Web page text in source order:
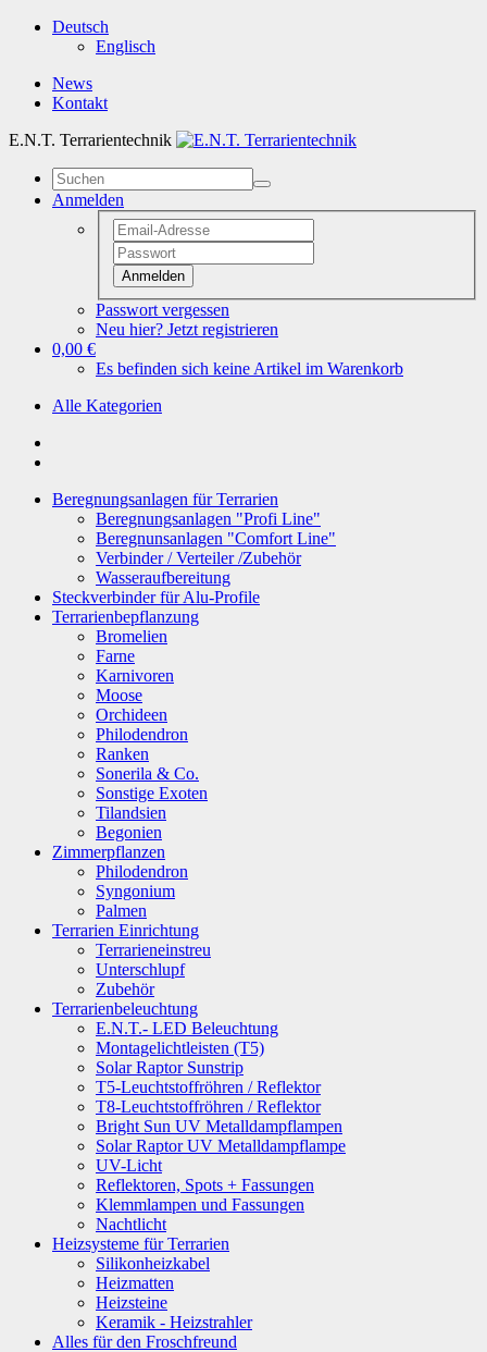
Deutsch
Englisch
News
Kontakt
E.N.T. Terrarientechnik
Anmelden
Anmelden
Passwort vergessen
Neu hier? Jetzt registrieren
0,00 €
Es befinden sich keine Artikel im Warenkorb
Alle Kategorien
Beregnungsanlagen für Terrarien
Beregnungsanlagen "Profi Line"
Beregnunsanlagen "Comfort Line"
Verbinder / Verteiler /Zubehör
Wasseraufbereitung
Steckverbinder für Alu-Profile
Terrarienbepflanzung
Bromelien
Farne
Karnivoren
Moose
Orchideen
Philodendron
Ranken
Sonerila & Co.
Sonstige Exoten
Tilandsien
Begonien
Zimmerpflanzen
Philodendron
Syngonium
Palmen
Terrarien Einrichtung
Terrarieneinstreu
Unterschlupf
Zubehör
Terrarienbeleuchtung
E.N.T.- LED Beleuchtung
Montagelichtleisten (T5)
Solar Raptor Sunstrip
T5-Leuchtstoffröhren / Reflektor
T8-Leuchtstoffröhren / Reflektor
Bright Sun UV Metalldampflampen
Solar Raptor UV Metalldampflampe
UV-Licht
Reflektoren, Spots + Fassungen
Klemmlampen und Fassungen
Nachtlicht
Heizsysteme für Terrarien
Silikonheizkabel
Heizmatten
Heizsteine
Keramik - Heizstrahler
Alles für den Froschfreund